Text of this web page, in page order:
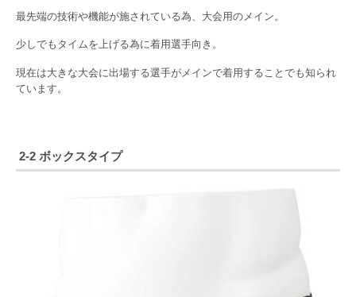
最先端の技術や機能が施されている為、大会用のメイン。
少しでもタイムを上げる為に着用選手向き。
現在は大きな大会に出場する選手がメインで着用することでも知られ
ています。
2-2 ボックスタイプ